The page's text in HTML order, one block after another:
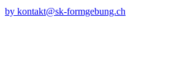
by kontakt@sk-formgebung.ch